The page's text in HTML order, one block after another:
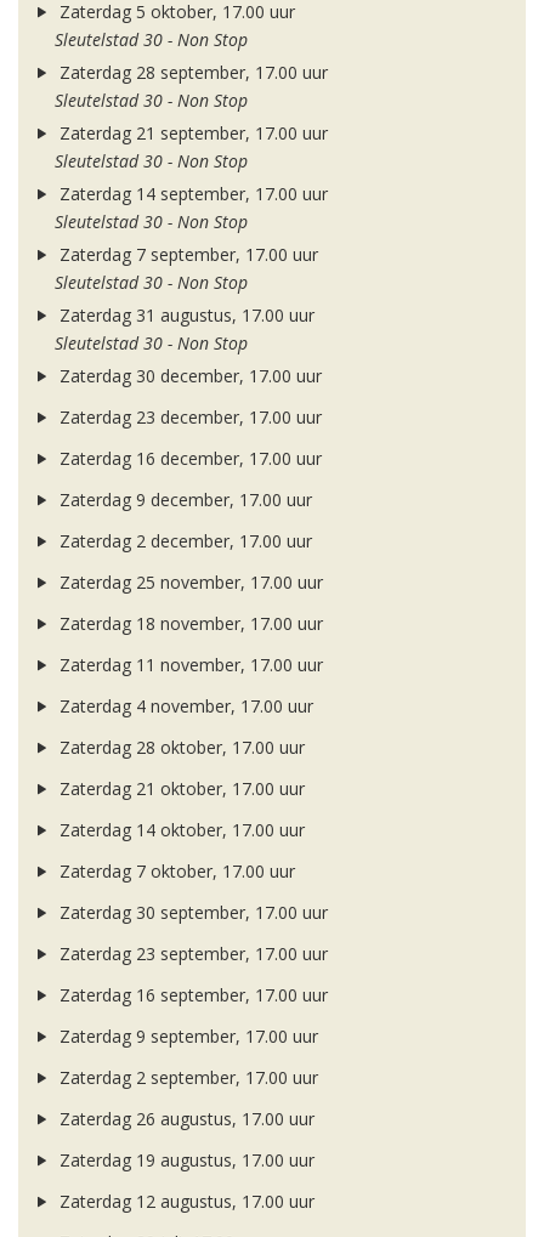
Zaterdag 5 oktober, 17.00 uur
Sleutelstad 30 - Non Stop
Zaterdag 28 september, 17.00 uur
Sleutelstad 30 - Non Stop
Zaterdag 21 september, 17.00 uur
Sleutelstad 30 - Non Stop
Zaterdag 14 september, 17.00 uur
Sleutelstad 30 - Non Stop
Zaterdag 7 september, 17.00 uur
Sleutelstad 30 - Non Stop
Zaterdag 31 augustus, 17.00 uur
Sleutelstad 30 - Non Stop
Zaterdag 30 december, 17.00 uur
Zaterdag 23 december, 17.00 uur
Zaterdag 16 december, 17.00 uur
Zaterdag 9 december, 17.00 uur
Zaterdag 2 december, 17.00 uur
Zaterdag 25 november, 17.00 uur
Zaterdag 18 november, 17.00 uur
Zaterdag 11 november, 17.00 uur
Zaterdag 4 november, 17.00 uur
Zaterdag 28 oktober, 17.00 uur
Zaterdag 21 oktober, 17.00 uur
Zaterdag 14 oktober, 17.00 uur
Zaterdag 7 oktober, 17.00 uur
Zaterdag 30 september, 17.00 uur
Zaterdag 23 september, 17.00 uur
Zaterdag 16 september, 17.00 uur
Zaterdag 9 september, 17.00 uur
Zaterdag 2 september, 17.00 uur
Zaterdag 26 augustus, 17.00 uur
Zaterdag 19 augustus, 17.00 uur
Zaterdag 12 augustus, 17.00 uur